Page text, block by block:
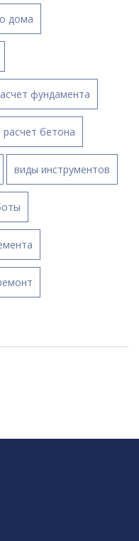
дома
фундамента
расчет бетона
виды инструментов